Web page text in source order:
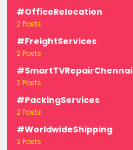
#OfficeRelocation
2 Posts
#FreightServices
2 Posts
#SmartTVRepairChennai
2 Posts
#PackingServices
2 Posts
#WorldwideShipping
2 Posts